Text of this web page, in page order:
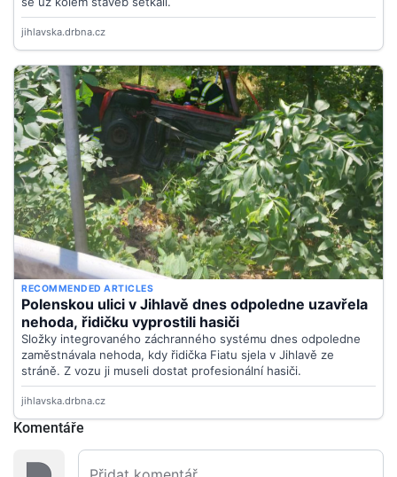
Komentáře